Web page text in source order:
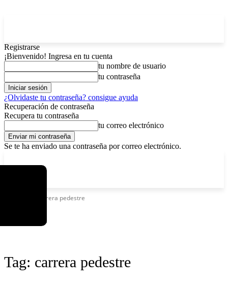
Registrarse
¡Bienvenido! Ingresa en tu cuenta
tu nombre de usuario
tu contraseña
¿Olvidaste tu contraseña? consigue ayuda
Recuperación de contraseña
Recupera tu contraseña
tu correo electrónico
Se te ha enviado una contraseña por correo electrónico.
Carrera pedestre
Tag: carrera pedestre